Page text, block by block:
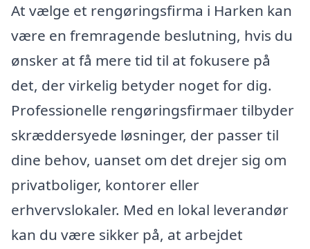
At vælge et rengøringsfirma i Harken kan
være en fremragende beslutning, hvis du
ønsker at få mere tid til at fokusere på
det, der virkelig betyder noget for dig.
Professionelle rengøringsfirmaer tilbyder
skræddersyede løsninger, der passer til
dine behov, uanset om det drejer sig om
privatboliger, kontorer eller
erhvervslokaler. Med en lokal leverandør
kan du være sikker på, at arbejdet